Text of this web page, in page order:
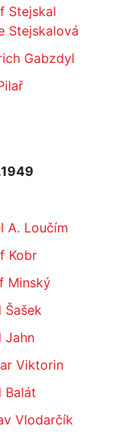
Stejskal
Stejskalová
Gabzdyl
A. Loučím
Kobr
Minský
Šašek
Jahn
Viktorin
Balát
Vlodarčík